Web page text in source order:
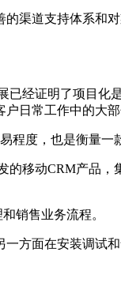
渠道支持体系和
经证明了项目化
日常工作中的大部
度，也是衡量一
移动CRM产品
销售业务流程。
方面在安装调试